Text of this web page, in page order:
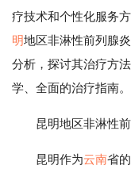
疗技术和个性化服务
明地区非淋性前列腺
分析，探讨其治疗方
学、全面的治疗指南。
昆明地区非淋性
昆明作为云南省